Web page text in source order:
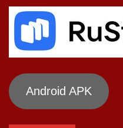
Android APK